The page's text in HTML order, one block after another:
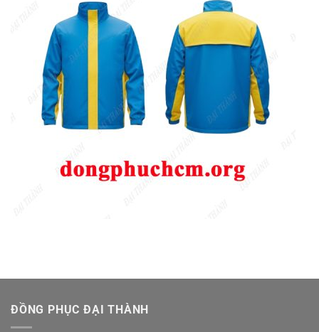
ĐỒNG PHỤC ĐẠI THÀNH